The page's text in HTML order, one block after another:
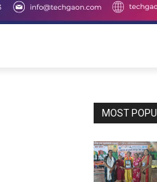
MOST